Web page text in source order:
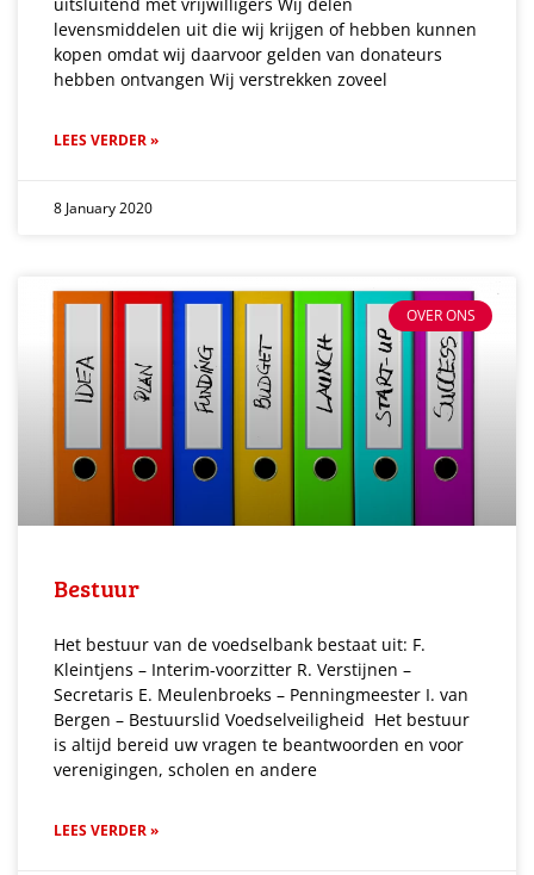
levensmiddelen uit die wij krijgen of hebben kunnen
kopen omdat wij daarvoor gelden van donateurs
hebben ontvangen Wij verstrekken zoveel
LEES VERDER »
8 January 2020
OVER ONS
Bestuur
Het bestuur van de voedselbank bestaat uit: F.
Kleintjens – Interim-voorzitter R. Verstijnen –
Secretaris E. Meulenbroeks – Penningmeester I. van
Bergen – Bestuurslid Voedselveiligheid Het bestuur
is altijd bereid uw vragen te beantwoorden en voor
verenigingen, scholen en andere
LEES VERDER »